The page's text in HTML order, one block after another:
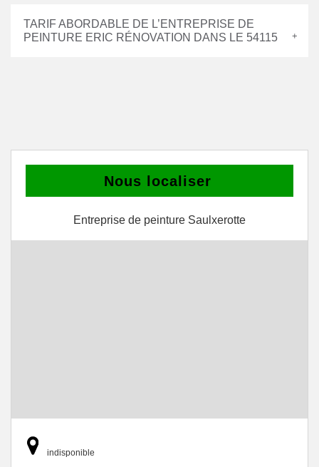
TARIF ABORDABLE DE L’ENTREPRISE DE
PEINTURE ERIC RÉNOVATION DANS LE 54115
Nous localiser
Entreprise de peinture Saulxerotte
indisponible